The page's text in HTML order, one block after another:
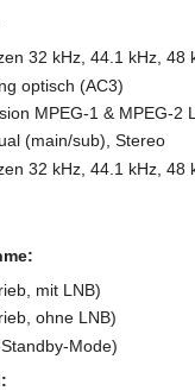
32 kHz, 44.1 kHz, 48
optisch (AC3)
MPEG-1 & MPEG-2
(main/sub), Stereo
32 kHz, 44.1 kHz, 48
mit LNB)
ohne LNB)
Mode)